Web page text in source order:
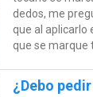
dedos, me
que al aplicarlo
que se marque
¿Debo